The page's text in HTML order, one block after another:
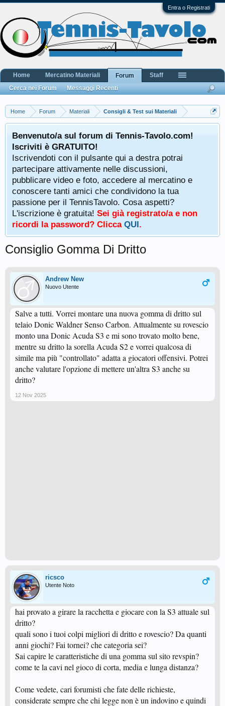
Entra o Registrati
Home Forum Materiali Consigli & Test sui Materiali
Benvenuto/a sul forum di Tennis-Tavolo.com!
Iscriviti è GRATUITO!
Iscrivendoti con il pulsante qui a destra potrai
partecipare attivamente nelle discussioni,
pubblicare video e foto, accedere al mercatino e
conoscere tanti amici che condividono la tua
passione per il TennisTavolo. Cosa aspetti?
L'iscrizione è gratuita! Sei già registrato/a e non
ricordi la password? Clicca QUI.
Consiglio Gomma Di Dritto
Andrew New
Nuovo Utente
Salve a tutti. Vorrei montare una nuova gomma di dritto sul
telaio Donic Waldner Senso Carbon. Attualmente su rovescio
monto una Donic Acuda S3 e mi sono trovato molto bene,
mentre su dritto la sorella Acuda S2 e vorrei qualcosa di
simile ma più "controllato" adatta a giocatori offensivi. Potrei
anche valutare l'opzione di mettere un'altra S3 anche su
dritto?
12 Nov 2025
ricsco
Utente Noto
hai provato a girare la racchetta e giocare con la S3 attuale sul
dritto?
quali sono i tuoi colpi migliori di dritto e rovescio? Da quanti
anni giochi? Fai tornei? che categoria sei?
Sai capire le caratteristiche di una gomma sul sito revspin?
come te la cavi nel gioco di corta, media e lunga distanza?
Come vedete, cari forumisti che fate delle richieste,
considerate sempre che chi legge non è un indovino e quindi
Home Mercatino Materiali
Forum
Cerca nei Forum
Messaggi Recenti
Staff